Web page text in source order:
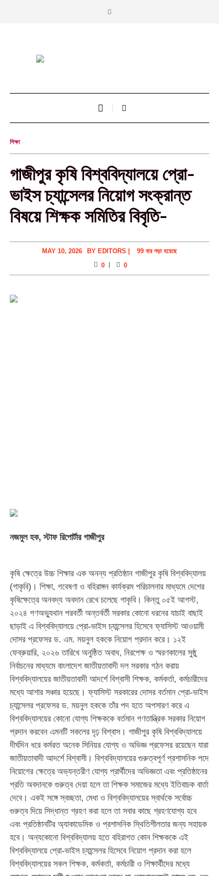
শিক্ষা
গাজীপুর কৃষি বিশ্ববিদ্যালয়ে প্রো-
ভাইস চ্যান্সেলর নিয়োগ সংক্রান্ত
বিষয়ে শিক্ষক সমিতির বিবৃতি-
MAY 10, 2026 BY EDITORS
99 বার পড়া হয়েছে
0
0
নজমুল হক, স্টাফ রিপোর্টার গাজীপুর
কৃষি ক্ষেত্রে উচ্চ শিক্ষার এক অনন্য প্রতিষ্ঠান গাজীপুর কৃষি বিশ্ববিদ্যালয়
(গাকৃবি)। শিক্ষা, গবেষণা ও বহিরাঙ্গন কার্যক্রম পরিচালনার মাধ্যমে দেশের
কৃষিক্ষেত্রে অনবদ্য অবদান রেখে চলেছে গাকৃবি। কিন্তু ০৫ই আগস্ট,
২০২৪ গণঅভ্যুথান পরবর্তী অন্তর্বর্তী সরকার কোনো ধরনের যাচাই বাছাই
ছাড়াই এ বিশ্ববিদ্যালয়ে প্রো-ভাইস চ্যান্সেলর হিসেবে ফ্যাসিস্ট আওয়ামী
দোসর প্রফেসর ড. এম. ময়নুল হককে নিয়োগ প্রদান করে। ১২ই
ফেব্রুয়ারি, ২০২৬ তারিখে অনুষ্ঠিত অবাধ, নিরপেক্ষ ও স্মরণকালের সুষ্ঠু
নির্বাচনের মাধ্যমে বাংলাদেশ জাতীয়তাবাদী দল সরকার গঠন করায়
বিশ্ববিদ্যালয়ের জাতীয়তাবাদী আদর্শে বিশ্বাসী শিক্ষক, কর্মকর্তা, কর্মচারীদের
মধ্যে আশার সঞ্চার হয়েছে। ফ্যাসিস্ট সরকারের দোসর বর্তমান প্রো-ভাইস
চ্যান্সেলর প্রফেসর ড. ময়নুল হককে তাঁর পদ হতে অপসারণ করে এ
বিশ্ববিদ্যালয়ের কোনো যোগ্য শিক্ষককে বর্তমান গণতান্ত্রিক সরকার নিয়োগ
প্রদান করবেন এমনটি সকলের দৃঢ় বিশ্বাস। গাজীপুর কৃষি বিশ্ববিদ্যালয়ে
দীর্ঘদিন ধরে কর্মরত অনেক সিনিয়র যোগ্য ও অভিজ্ঞ প্রফেসর রয়েছেন যারা
জাতীয়তাবাদী আদর্শে বিশ্বাসী। বিশ্ববিদ্যালয়ের গুরুত্বপূর্ণ প্রশাসনিক পদে
নিয়োগের ক্ষেত্রে অভ্যন্তরীণ যোগ্য প্রার্থীদের অভিজ্ঞতা এবং প্রতিষ্ঠানের
প্রতি অবদানকে গুরুত্ব দেয়া হলে তা শিক্ষক সমাজের মধ্যে ইতিবাচক বার্তা
দেবে। একই সঙ্গে স্বচ্ছতা, মেধা ও বিশ্ববিদ্যালয়ের স্বার্থকে সর্বোচ্চ
গুরুত্ব দিয়ে সিদ্ধান্ত গ্রহণ করা হলে তা সবার কাছে গ্রহণযোগ্য হবে
এবং প্রতিষ্ঠানটির অ্যাকাডেমিক ও প্রশাসনিক স্থিতিশীলতার জন্য সহায়ক
হবে। অন্যকোনো বিশ্ববিদ্যালয় হতে বহিরাগত কোন শিক্ষককে এই
বিশ্ববিদ্যালয়ে প্রো-ভাইস চ্যান্সেলর হিসেবে নিয়োগ প্রদান করা হলে
বিশ্ববিদ্যালয়ের সকল শিক্ষক, কর্মকর্তা, কর্মচারী ও শিক্ষার্থীদের মধ্যে